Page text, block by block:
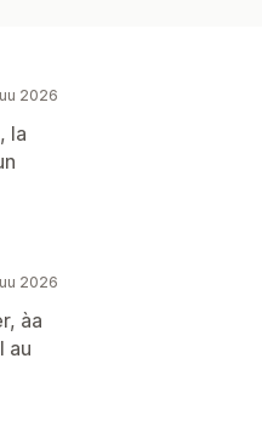
2026
la
2026
àa
au